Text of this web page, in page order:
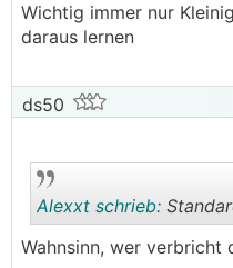
Wichtig immer nur
daraus lernen
ds50
Alexxt schrieb:
Wahnsinn, wer verbricht